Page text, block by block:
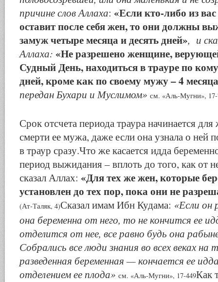
причине слов Аллаха: «Если кто-либо из
оставит после себя жен, то они должны
замуж четыре месяца и десять дней», и
Аллаха: «Не разрешено женщине,
Судный День, находиться в трауре по
дней, кроме как по своему мужу – 4
передан Бухари и Муслимом» см. «Аль-Мугни», 17-
Срок отсчета периода траура начинается
смерти ее мужа, даже если она узнала о ней
в траур сразу.Что же касается идда
период выжидания – вплоть до того, как от
сказал Аллах: «Для тех же жен, которые
установлен до тех пор, пока они не
(Ат-Таляк, 4)Сказал имам Ибн Кудама: «Если он
она беременна от него, то не кончится ее
отделится от нее, все равно будь она
Собрались все люди знания во всех веках на
разведенная беременная — кончается ее
отделением ее плода» см. «Аль-Мугни», 17-449Как